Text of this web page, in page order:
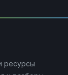
ресурсы